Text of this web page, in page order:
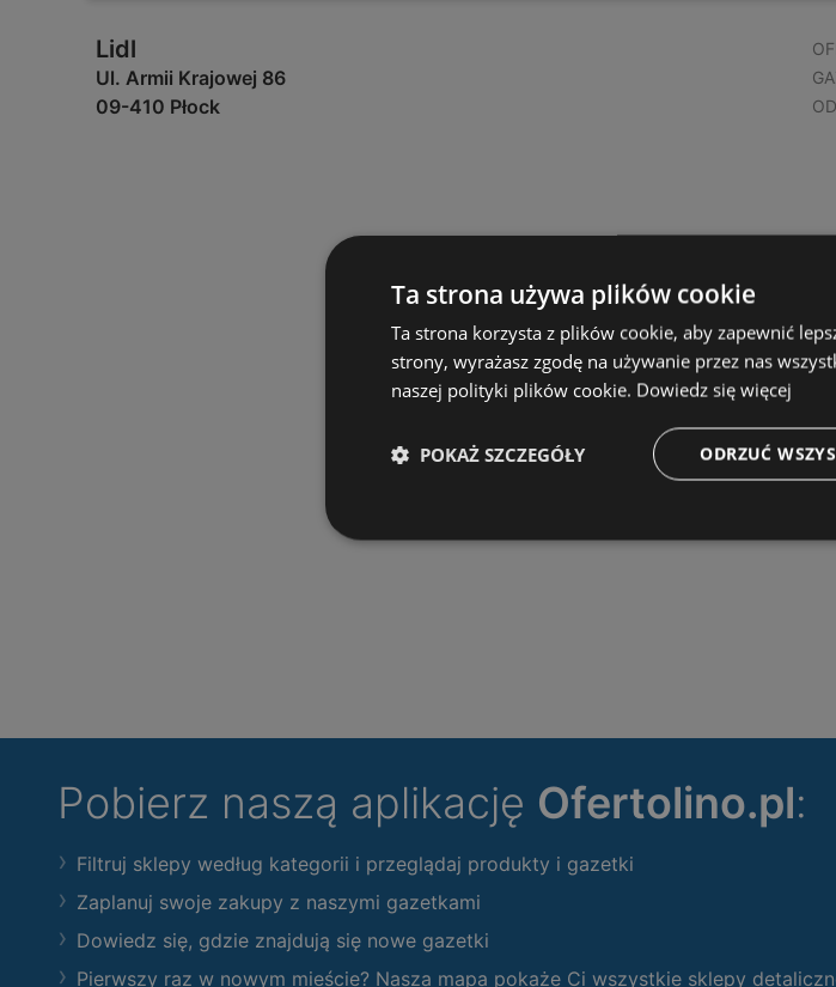
Lidl
Ul. Armii Krajowej 86
09-410 Płock
Pobierz naszą aplikację Ofertolino.pl:
Filtruj sklepy według kategorii i przeglądaj produkty i gazetki
Zaplanuj swoje zakupy z naszymi gazetkami
Dowiedz się, gdzie znajdują się nowe gazetki
Pierwszy raz w nowym mieście? Nasza mapa pokaże Ci wszystkie sklepy
Ta strona używa plików cookie
Ta strona korzysta z plików cookie, aby zapewnić
strony, wyrażasz zgodę na używanie przez nas
naszej polityki plików cookie. Dowiedz się więcej
ODRZUĆ
POKAŻ SZCZEGÓŁY